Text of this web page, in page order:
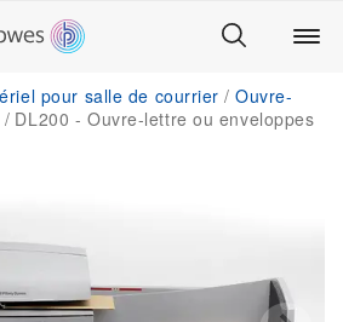
pour salle de courrier
Ouvre-
DL200 - Ouvre-lettre ou enveloppes